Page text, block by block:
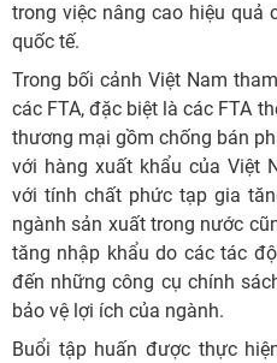
trong việc nâng cao hiệu quả
quốc tế.
Trong bối cảnh Việt Nam
các FTA, đặc biệt là các FTA
thương mại gồm chống bán
với hàng xuất khẩu của Việt
với tính chất phức tạp gia
ngành sản xuất trong nước
tăng nhập khẩu do các tác
đến những công cụ chính
bảo vệ lợi ích của ngành.
Buổi tập huấn được thực